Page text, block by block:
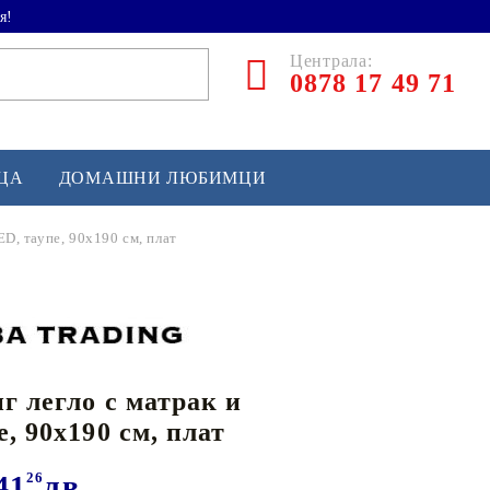
Централа:
0878 17 49 71
и софтбол
и лакрос
спортно оборудване
ДОМАШНИ ЛЮБИМЦИ
таупе, 90x190 см, плат
легло с матрак и
90x190 см, плат
26